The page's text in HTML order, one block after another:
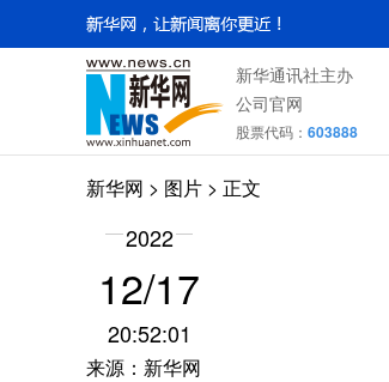
新华通讯社主办
公司官网
股票代码： 603888
新华网 > 图片 > 正文
2022
12/17
20:52:01
来源：新华网